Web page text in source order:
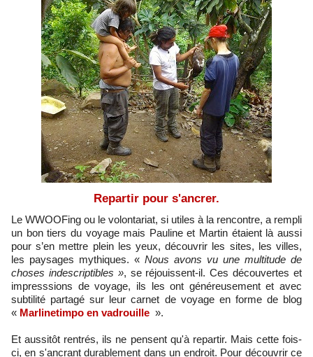
Repartir pour s'ancrer.
Le WWOOFing ou le volontariat, si utiles à la rencontre, a rempli
un bon tiers du voyage mais Pauline et Martin étaient là aussi
pour s’en mettre plein les yeux, découvrir les sites, les villes,
les paysages mythiques. « Nous avons vu une multitude de
choses indescriptibles », se réjouissent-il. Ces découvertes et
impresssions de voyage, ils les ont généreusement et avec
subtilité partagé sur leur carnet de voyage en forme de blog
« Marlinetimpo en vadrouille ».
Et aussitôt rentrés, ils ne pensent qu'à repartir. Mais cette fois-
ci, en s'ancrant durablement dans un endroit. Pour découvrir ce